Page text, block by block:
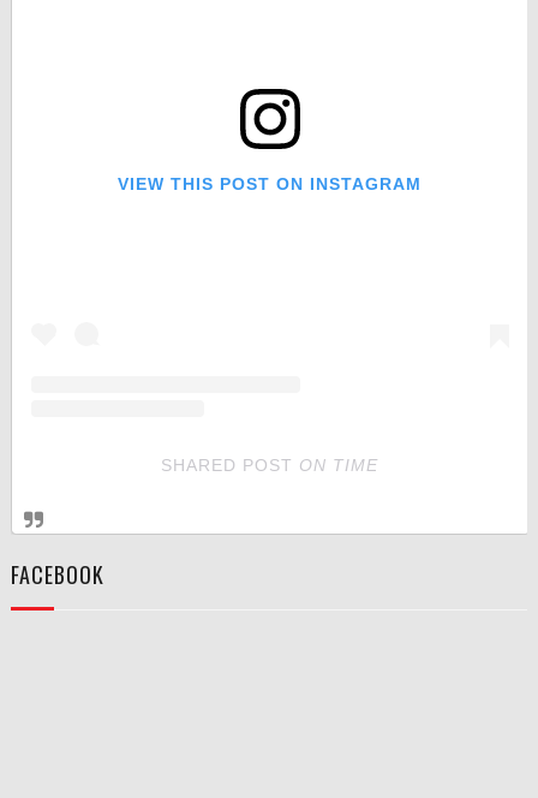
VIEW THIS POST ON INSTAGRAM
SHARED POST ON TIME
FACEBOOK